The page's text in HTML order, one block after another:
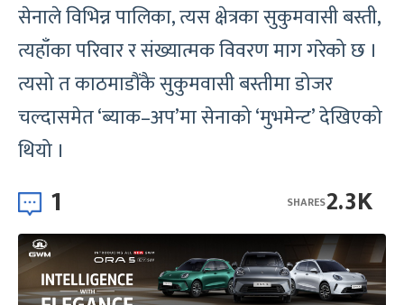
सेनाले विभिन्न पालिका, त्यस क्षेत्रका सुकुमवासी बस्ती,
त्यहाँका परिवार र संख्यात्मक विवरण माग गरेको छ ।
त्यसो त काठमाडौंकै सुकुमवासी बस्तीमा डोजर
चल्दासमेत ‘ब्याक–अप’मा सेनाको ‘मुभमेन्ट’ देखिएको
थियो ।
1 2.3K
SHARES